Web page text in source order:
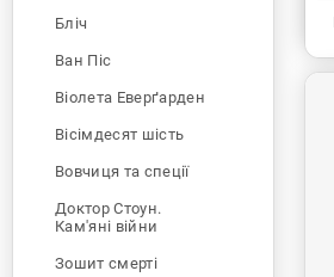
Бліч
Ван Піс
Віолета Еверґарден
Вісімдесят шість
Вовчиця та спеції
Доктор Стоун.
Кам'яні війни
Зошит смерті